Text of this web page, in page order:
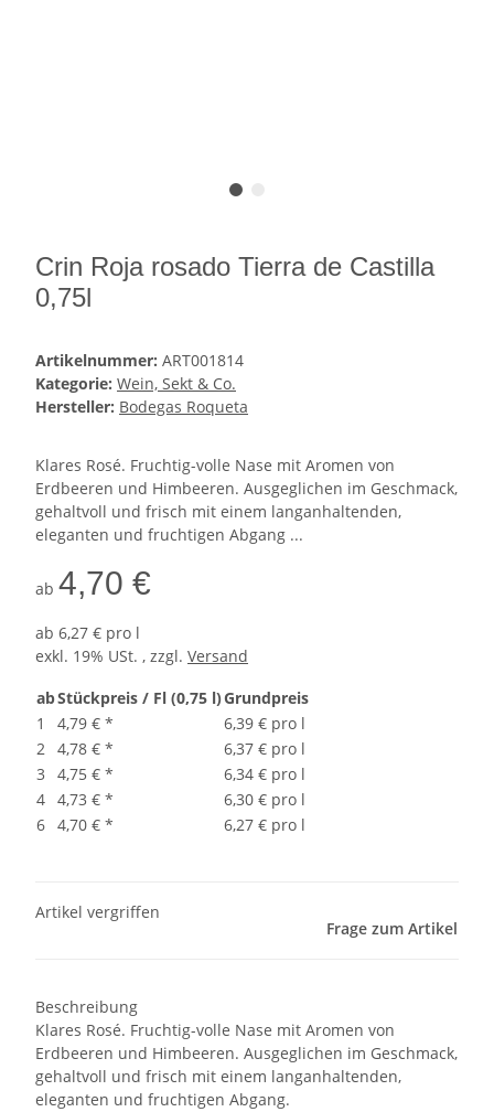
Crin Roja rosado Tierra de Castilla
0,75l
Artikelnummer: ART001814
Kategorie: Wein, Sekt & Co.
Hersteller: Bodegas Roqueta
Klares Rosé. Fruchtig-volle Nase mit Aromen von
Erdbeeren und Himbeeren. Ausgeglichen im Geschmack,
gehaltvoll und frisch mit einem langanhaltenden,
eleganten und fruchtigen Abgang ...
ab 4,70 €
ab 6,27 € pro l
exkl. 19% USt. , zzgl. Versand
abStückpreis / Fl (0,75 l)Grundpreis
1
4,79 € *
6,39 € pro l
2 4,78 € *
6,37 € pro l
3
4,75 € *
6,34 € pro l
4 4,73 € *
6,30 € pro l
6 4,70 € * 6,27 € pro l
Artikel vergriffen
Frage zum Artikel
Beschreibung
Klares Rosé. Fruchtig-volle Nase mit Aromen von
Erdbeeren und Himbeeren. Ausgeglichen im Geschmack,
gehaltvoll und frisch mit einem langanhaltenden,
eleganten und fruchtigen Abgang.